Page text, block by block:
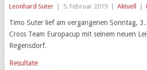
Leonhard Suter 5. Februar 2019 Aktuell
Timo Suter lief am vergangenen Sonntag,
Cross Team Europacup mit seinem neuen
Regensdorf.
Resultate